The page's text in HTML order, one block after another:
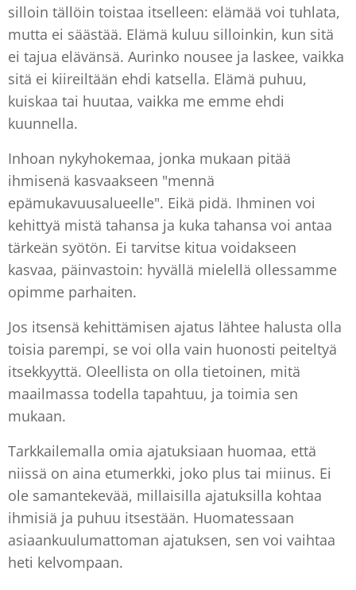
silloin tällöin toistaa itselleen: elämää voi tuhlata,
mutta ei säästää. Elämä kuluu silloinkin, kun sitä
ei tajua elävänsä. Aurinko nousee ja laskee, vaikka
sitä ei kiireiltään ehdi katsella. Elämä puhuu,
kuiskaa tai huutaa, vaikka me emme ehdi
kuunnella.
Inhoan nykyhokemaa, jonka mukaan pitää
ihmisenä kasvaakseen "mennä
epämukavuusalueelle". Eikä pidä. Ihminen voi
kehittyä mistä tahansa ja kuka tahansa voi antaa
tärkeän syötön. Ei tarvitse kitua voidakseen
kasvaa, päinvastoin: hyvällä mielellä ollessamme
opimme parhaiten.
Jos itsensä kehittämisen ajatus lähtee halusta olla
toisia parempi, se voi olla vain huonosti peiteltyä
itsekkyyttä. Oleellista on olla tietoinen, mitä
maailmassa todella tapahtuu, ja toimia sen
mukaan.
Tarkkailemalla omia ajatuksiaan huomaa, että
niissä on aina etumerkki, joko plus tai miinus. Ei
ole samantekevää, millaisilla ajatuksilla kohtaa
ihmisiä ja puhuu itsestään. Huomatessaan
asiaankuulumattoman ajatuksen, sen voi vaihtaa
heti kelvompaan.